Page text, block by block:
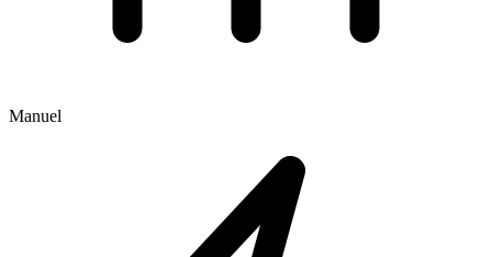
Manuel